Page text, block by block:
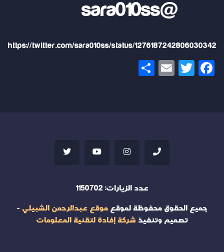
@sara010ss
https://twitter.com/sara010ss/status/1276187242806030342
Facebook
Twitter
Email
عدد الزيارات: 1150702
جميع الحقوق محفوظة لموقعموقع عبدالرحمن الشبيلي -
تصميم وتنفيذ شركة إفادة لتقنية المعلومات